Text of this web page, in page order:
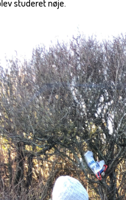
studeret nøje.